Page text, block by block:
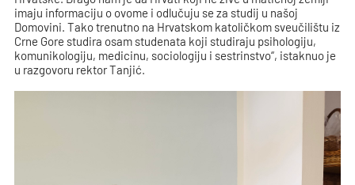
imaju informaciju o ovome i odlučuju se za studij u našoj
Domovini. Tako trenutno na Hrvatskom katoličkom sveučilištu iz
Crne Gore studira osam studenata koji studiraju psihologiju,
komunikologiju, medicinu, sociologiju i sestrinstvo“, istaknuo je
u razgovoru rektor Tanjić.